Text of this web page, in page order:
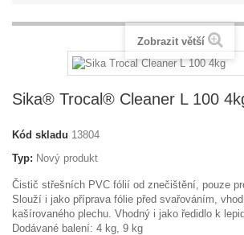
Zobrazit větší
Sika® Trocal® Cleaner L 100
Kód skladu 13804
Typ: Nový produkt
Čistič střešních PVC fólií od znečištění, pouze
Slouží i jako příprava fólie před svařováním,
kašírovaného plechu. Vhodný i jako ředidlo k
Dodávané balení: 4 kg, 9 kg